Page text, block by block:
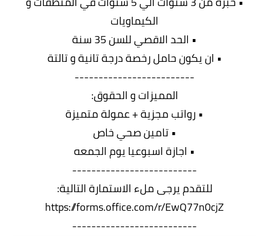
الكيماويات
• الحد الاقصي للسن 35 سنة
• ان يكون حامل رخصة درجة تانية و تالتة
-------------------------
المميزات و الحقوق:
• رواتب مجزية + عمولة متميزة
• تامين صحي خاص
• اجازة اسبوعيا يوم الجمعه
--------------------------
للتقدم يرجى ملء الاستمارة التالية:
https://forms.office.com/r/EwQ77n0cjZ
--------------------------